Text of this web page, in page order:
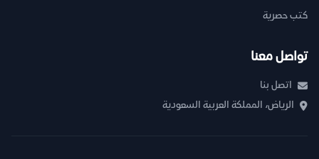
كتب حصرية
تواصل معنا
اتصل بنا
الرياض، المملكة العربية السعودية